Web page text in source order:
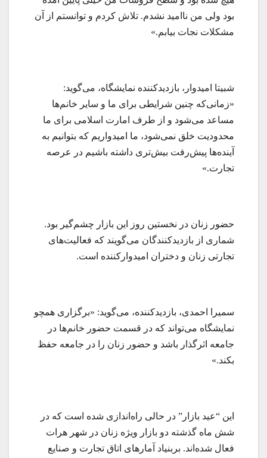
بود ولی من ناامید نشدم. تلاش کردم و توانستم از آن
مشکلات نجات بیابم.»
شبیتا امیدوار، بازدیدکننده نمایشگاه، می‌گوید:
«زمانی‌که چنین شرایطی برای ما و سایر خانم‌ها
مساعد می‌شود و از طرف امارت اسلامی برای ما
محدودیت خلق نمی‌شود، ما امیدواریم که بتوانیم به
آینده‌ها پیش‌رفت بیش‌تری داشته باشیم در عرصه
تجارت.»
حضور زنان در نخستین روز این بازار چشم‌گیر بود.
شماری از بازدیدکنندگان می‌گویند که فعالیت‌های
تجارتی زنان و دختران امیدوارکننده است.
سمیرا احمدی، بازدیدکننده، می‌گوید: «برگزاری همچو
نمایشگاه می‌تواند که در قسمت حضور خانم‌ها در
جامعه اثرگذار باشد و حضور زنان را در جامعه حفظ
بکند.»
این “عید بازار” در حالی راه‌اندازی شده است که در
شش ماه گذشته دو بازار ویژه زنان در شهر هرات
فعال شده‌اند. بربنیاد آمارهای اتاق تجارت و صنایع